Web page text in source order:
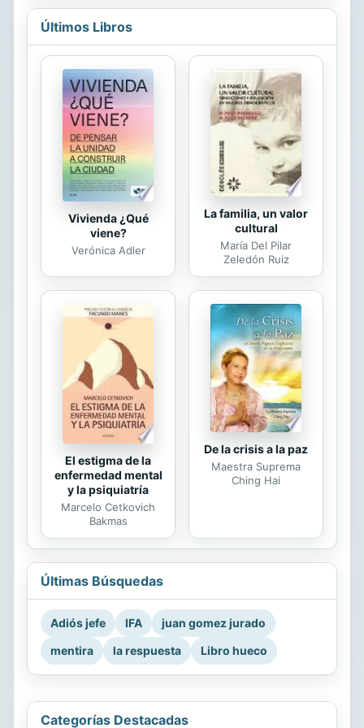
propia naturaleza. Ni heroínas, ni
mártires: lo que tienen en común es
el deseo de no ceder a presiones
externas, su espíritu indomable y la
voluntad de imprimir en sus
existencias la impronta de la
autonomía. Atraída por sus odiseas,
la autora no sólo narra sus vidas,...
Últimos Libros
Vivienda ¿Qué
viene?
Verónica Adler
La familia, un valor
cultural
María Del Pilar
Zeledón Ruiz
El estigma de la
enfermedad mental
y la psiquiatría
Marcelo Cetkovich
Bakmas
De la crisis a la paz
Maestra Suprema
Ching Hai
Últimas Búsquedas
Adiós jefe IFA
juan gomez jurado
mentira
la respuesta Libro hueco
Categorías Destacadas